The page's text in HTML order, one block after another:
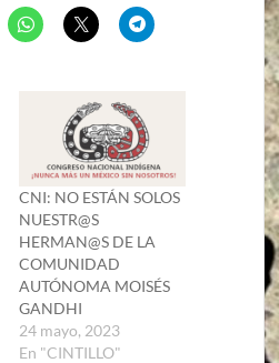
CNI: NO ESTÁN SOLOS
NUESTR@S
HERMAN@S DE LA
COMUNIDAD
AUTÓNOMA MOISÉS
GANDHI
24 mayo, 2023
En "CINTILLO"